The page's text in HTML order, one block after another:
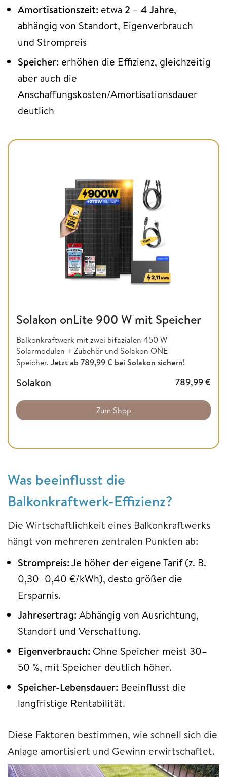
Amortisationszeit: etwa 2 – 4 Jahre,
abhängig von Standort, Eigenverbrauch
und Strompreis
Speicher: erhöhen die Effizienz, gleichzeitig
aber auch die
Anschaffungskosten/Amortisationsdauer
deutlich
Solakon onLite 900 W mit Speicher
Balkonkraftwerk mit zwei bifazialen 450 W
Solarmodulen + Zubehör und Solakon ONE
Speicher. Jetzt ab 789,99 € bei Solakon sichern!
Solakon 789,99€
Zum Shop
Was beeinflusst die
Balkonkraftwerk-Effizienz?
Die Wirtschaftlichkeit eines Balkonkraftwerks
hängt von mehreren zentralen Punkten ab:
Strompreis:Je höher der eigene Tarif (z. B.
0,30–0,40 €/kWh), desto größer die
Ersparnis.
Jahresertrag: Abhängig von Ausrichtung,
Standort und Verschattung.
Eigenverbrauch: Ohne Speicher meist 30–
50 %, mit Speicher deutlich höher.
Speicher-Lebensdauer: Beeinflusst die
langfristige Rentabilität.
Diese Faktoren bestimmen, wie schnell sich die
Anlage amortisiert und Gewinn erwirtschaftet.